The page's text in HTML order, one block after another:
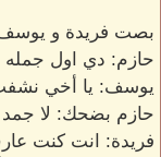
بصت فريدة و
حازم: دي اول جمله
يوسف: يا أخي
حازم بضحك: لا
فريدة: انت كنت